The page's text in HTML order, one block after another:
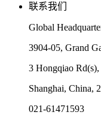
联系我们
Global
3904-05, Grand
3 Hongqiao
Shanghai, China,
021-61471593